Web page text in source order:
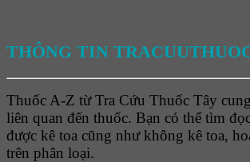
THÔNG TIN
Thuốc A-Z từ Tra Cứu Thuốc Tây
liên quan đến thuốc. Bạn có thể tìm
được kê toa cũng như không kê toa,
trên phân loại.